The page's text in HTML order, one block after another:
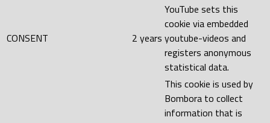
CONSENT 2 years
YouTube sets this
cookie via embedded
youtube-videos and
registers anonymous
statistical data.
This cookie is used by
Bombora to collect
information that is